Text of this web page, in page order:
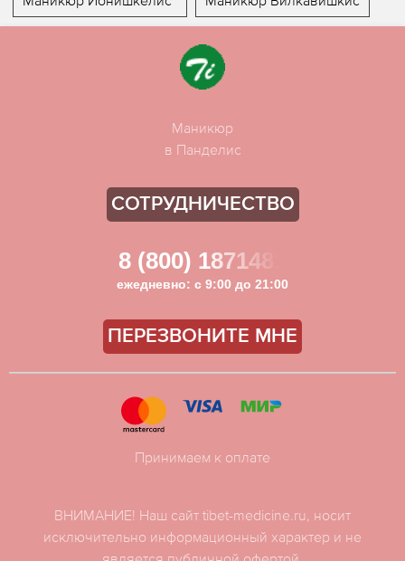
Маникюр
в Панделис
СОТРУДНИЧЕСТВО
8 (800) 1871481
ежедневно: с 9:00 до 21:00
ПЕРЕЗВОНИТЕ МНЕ
ВНИМАНИЕ! Наш сайт tibet-medicine.ru, носит
исключительно информационный характер и не
Принимаем к оплате